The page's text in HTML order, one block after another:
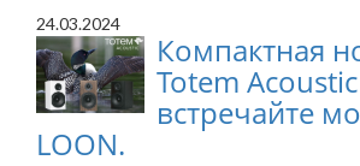
24.03.2024
Компактная
Totem
встречайте
LOON.